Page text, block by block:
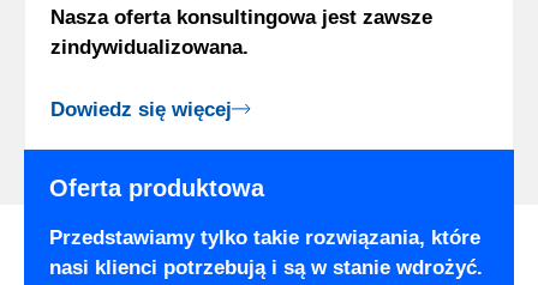
Nasza oferta konsultingowa jest zawsze
zindywidualizowana.
Dowiedz się więcej
Oferta produktowa
Przedstawiamy tylko takie rozwiązania, które
nasi klienci potrzebują i są w stanie wdrożyć.